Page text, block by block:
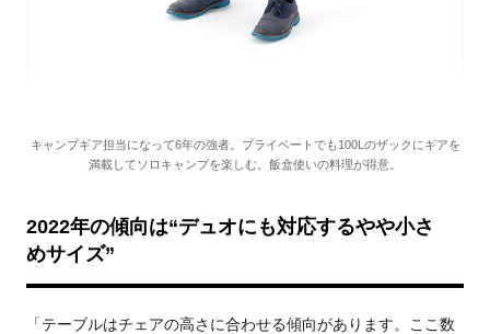
キャンプギア担当になって6年の強者。プライベートでも100Lのザックにギアを
満載してソロキャンプを楽しむ。飯盒使いの料理が得意。
2022年の傾向は“デュオにも対応するやや小さ
めサイズ”
「テーブルはチェアの高さに合わせる傾向があります。ここ数